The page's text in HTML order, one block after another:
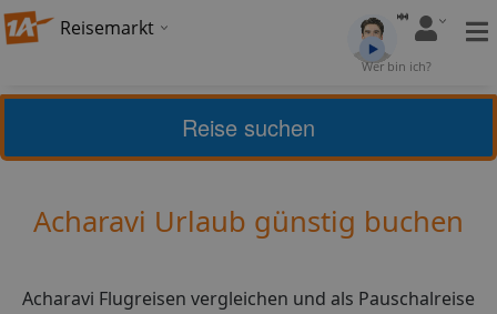
Reisemarkt
Wer bin ich?
Griechenland Acharavi
Bewertung:4,6 (5) Bewerten
Acharavi Urlaub günstig buchen
Acharavi Flugreisen vergleichen und als Pauschalreise
Reise suchen